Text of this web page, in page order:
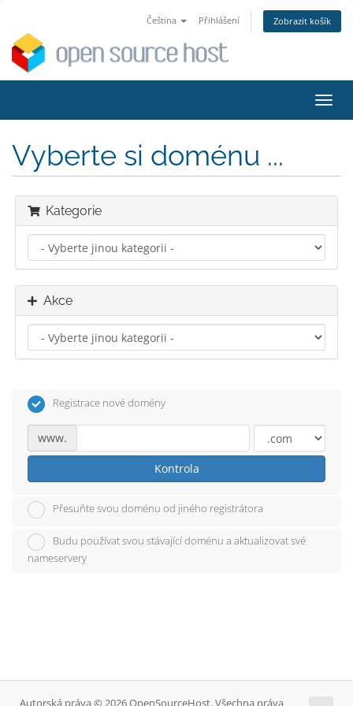
Čeština Přihlášení Zobrazit košík
Vyberte si doménu ...
Kategorie
Akce
Registrace nové domény
www.
Kontrola
Přesuňte svou doménu od jiného registrátora
Budu používat svou stávající doménu a aktualizovat své
nameservery
Autorská práva © 2026 OpenSourceHost. Všechna práva